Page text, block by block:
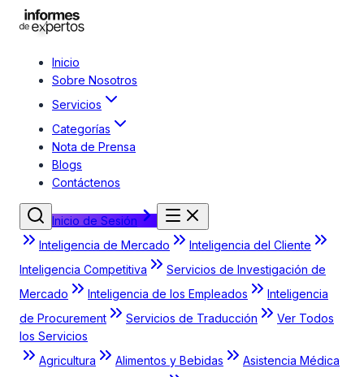
Inicio
Sobre Nosotros
Servicios
Categorías
Nota de Prensa
Blogs
Contáctenos
Inicio de Sesión
Inteligencia de Mercado
Inteligencia del Cliente
Inteligencia Competitiva
Servicios de Investigación de
Mercado
Inteligencia de los Empleados
Inteligencia
de Procurement
Servicios de Traducción
Ver Todos
los Servicios
Agricultura
Alimentos y Bebidas
Asistencia Médica